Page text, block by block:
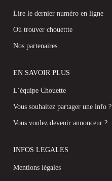
Lire le dernier numéro en ligne
Où trouver chouettte
Nos partenaires
EN SAVOIR PLUS
L’équipe Chouette
Vous souhaitez partager une info ?
Vous voulez devenir annonceur ?
INFOS LEGALES
Mentions légales